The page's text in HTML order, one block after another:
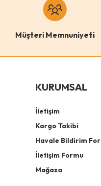
Gri
Müşteri Memnuniyeti
KURUMSAL
İletişim
Kargo Takibi
Havale Bildirim
İletişim Formu
Mağaza